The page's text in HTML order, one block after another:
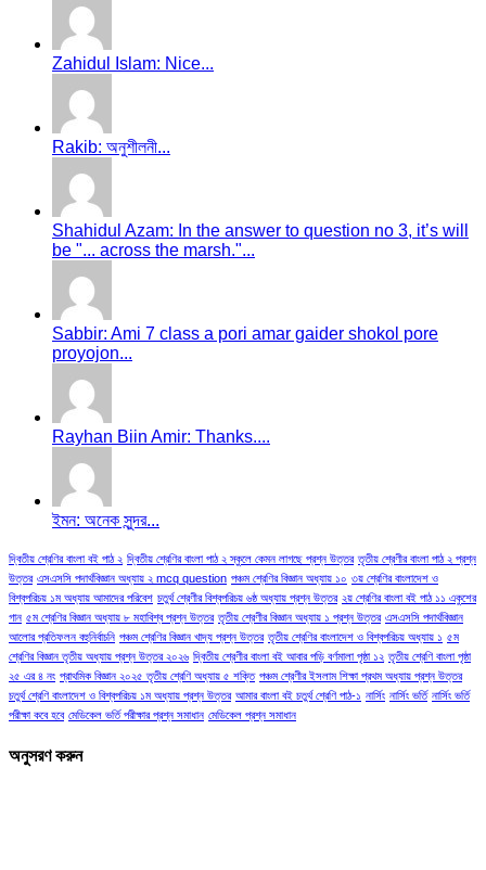
Zahidul Islam: Nice...
Rakib: অনুশীলনী...
Shahidul Azam: In the answer to question no 3, it’s will
be "... across the marsh."...
Sabbir: Ami 7 class a pori amar gaider shokol pore
proyojon...
Rayhan Biin Amir: Thanks....
ইমন: অনেক সুন্দর...
দ্বিতীয় শ্রেণির বাংলা বই পাঠ ২ দ্বিতীয় শ্রেণির বাংলা পাঠ ২ স্কুলে কেমন লাগছে প্রশ্ন উত্তর তৃতীয় শ্রেণীর বাংলা পাঠ ২ প্রশ্ন
উত্তর এসএসসি পদার্থবিজ্ঞান অধ্যায় ২ mcq question পঞ্চম শ্রেণির বিজ্ঞান অধ্যায় ১০ ৩য় শ্রেণির বাংলাদেশ ও
বিশ্বপরিচয় ১ম অধ্যায় আমাদের পরিবেশ চতুর্থ শ্রেণীর বিশ্বপরিচয় ৬ষ্ঠ অধ্যায় প্রশ্ন উত্তর ২য় শ্রেণির বাংলা বই পাঠ ১১ একুশের
গান ৫ম শ্রেণির বিজ্ঞান অধ্যায় ৮ মহাবিশ্ব প্রশ্ন উত্তর তৃতীয় শ্রেণীর বিজ্ঞান অধ্যায় ১ প্রশ্ন উত্তর এসএসসি পদার্থবিজ্ঞান
আলোর প্রতিফলন বহুনির্বাচনি পঞ্চম শ্রেণির বিজ্ঞান খাদ্য প্রশ্ন উত্তর তৃতীয় শ্রেণির বাংলাদেশ ও বিশ্বপরিচয় অধ্যায় ১ ৫ম
শ্রেণির বিজ্ঞান তৃতীয় অধ্যায় প্রশ্ন উত্তর ২০২৬ দ্বিতীয় শ্রেণীর বাংলা বই আবার পড়ি বর্ণমালা পৃষ্ঠা ১২ তৃতীয় শ্রেণি বাংলা পৃষ্ঠা
২৫ এর ৪ নং প্রাথমিক বিজ্ঞান ২০২৫ তৃতীয় শ্রেণি অধ্যায় ৫ শক্তি পঞ্চম শ্রেণীর ইসলাম শিক্ষা প্রথম অধ্যায় প্রশ্ন উত্তর
চতুর্থ শ্রেণি বাংলাদেশ ও বিশ্বপরিচয় ১ম অধ্যায় প্রশ্ন উত্তর আমার বাংলা বই চতুর্থ শ্রেণি পাঠ-১ নার্সিং নার্সিং ভর্তি নার্সিং ভর্তি
পরীক্ষা কবে হবে মেডিকেল ভর্তি পরীক্ষার প্রশ্ন সমাধান মেডিকেল প্রশ্ন সমাধান
অনুসরণ করুন